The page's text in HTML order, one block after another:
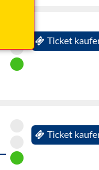
Ticket
Ticket